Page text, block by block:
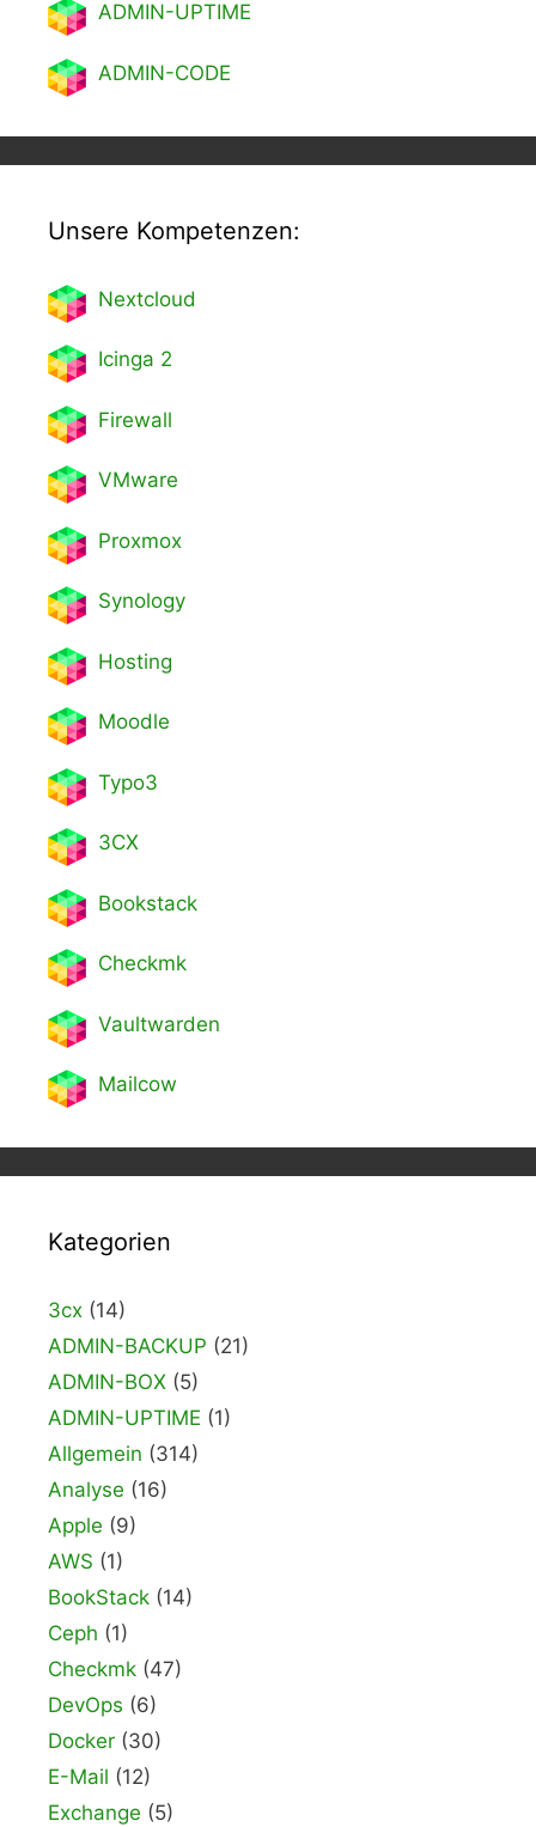
ADMIN-UPTIME
ADMIN-CODE
Unsere Kompetenzen:
Nextcloud
Icinga 2
Firewall
VMware
Proxmox
Synology
Hosting
Moodle
Typo3
3CX
Bookstack
Checkmk
Vaultwarden
Mailcow
Kategorien
3cx (14)
ADMIN-BACKUP (21)
ADMIN-BOX (5)
ADMIN-UPTIME (1)
Allgemein (314)
Analyse (16)
Apple (9)
AWS (1)
BookStack (14)
Ceph (1)
Checkmk (47)
DevOps (6)
Docker (30)
E-Mail (12)
Exchange (5)